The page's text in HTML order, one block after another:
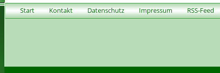
Start Kontakt Datenschutz Impressum RSS-Feed